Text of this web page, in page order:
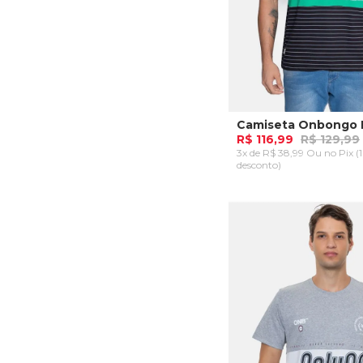
R$ 116,99 R$ 129,99
3x de R$ 38,99 Ou no Pix
desconto)
ADICIONAR AO